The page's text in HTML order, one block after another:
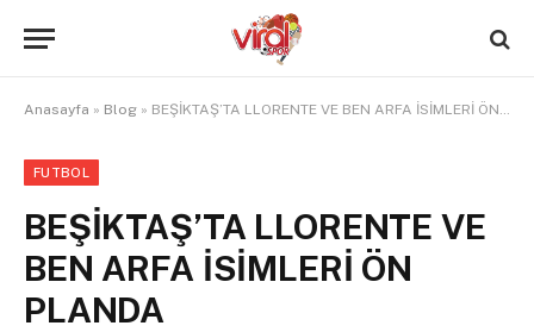
Anasayfa » Blog » BEŞİKTAŞ’TA LLORENTE VE BEN ARFA İSİMLERİ ÖN PLANDA
FUTBOL
BEŞİKTAŞ’TA LLORENTE VE
BEN ARFA İSİMLERİ ÖN
PLANDA